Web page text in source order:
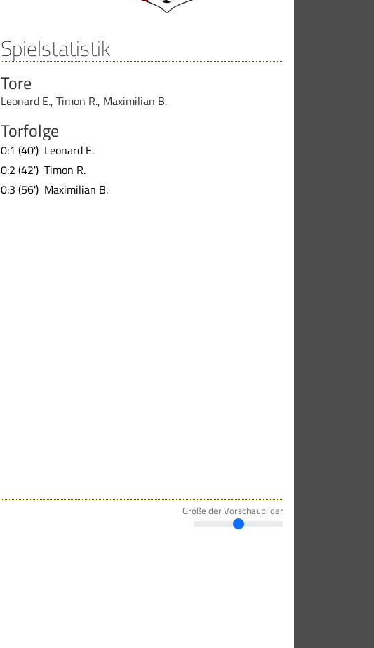
Spielstatistik
Tore
Leonard E., Timon R., Maximilian B.
Torfolge
0:1 (40') Leonard E.
0:2 (42') Timon R.
0:3 (56') Maximilian B.
Größe der Vorschaubilder